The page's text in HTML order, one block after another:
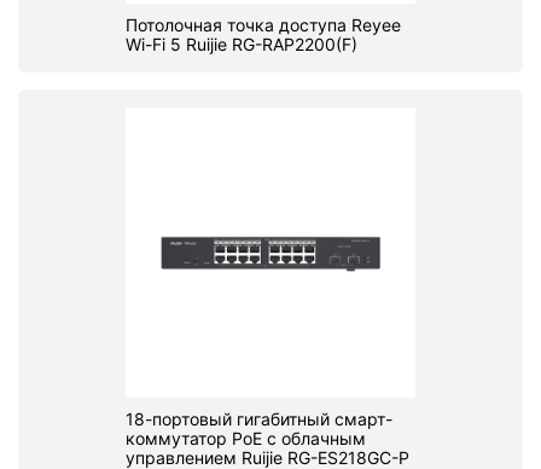
Потолочная точка доступа Reyee
Wi-Fi 5 Ruijie RG-RAP2200(F)
18-портовый гигабитный смарт-
коммутатор PoE с облачным
управлением Ruijie RG-ES218GC-P